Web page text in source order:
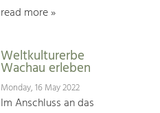
read more »
Weltkulturerbe
Wachau erleben
Monday, 16 May 2022
Im Anschluss an das